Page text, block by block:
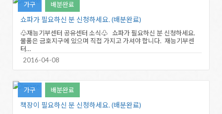
가구 배분완료
쇼파가 필요하신 분 신청하세요. (배분완료)
♧재능기부센터 공유센터 소식♧ 쇼파가 필요하신 분 신청하세요.
물품은 금호지구에 있으며 직접 가지고 가셔야 합니다. 재능기부센
터…
2016-04-08
가구 배분완료
책장이 필요하신 분 신청하세요. (배분완료)